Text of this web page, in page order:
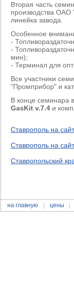
Вторая часть
производства ОАО
линейка завода.
Особенное
-
-
мин);
- Терминал для
Все участники
"Промприбор" и
В конце семинара
GasKit v.7.4 и
Ставрополь на
Ставрополь на
Ставропольский
на главную цены